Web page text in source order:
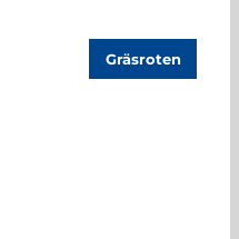
Gräsroten